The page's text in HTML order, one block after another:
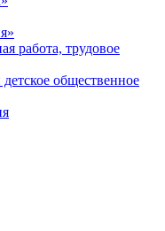
работа, трудовое
общественное